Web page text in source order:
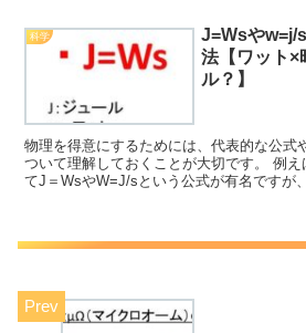
科学
J=Wsやw=j/
法【ワット×
ル？】
物理を得意にするためには、代表的な公式
ついて理解しておくことが大切です。 例
てJ＝WsやW=J/sという公式が有名ですが